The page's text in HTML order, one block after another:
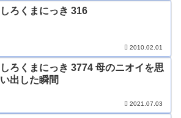
しろくまにっき 316
2010.02.01
しろくまにっき 3774 母のニオイを思
い出した瞬間
2021.07.03